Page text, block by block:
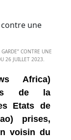
CONTRE UNE
26 JUILLET 2023.
Africa)
de la
Etats de
prises,
voisin du